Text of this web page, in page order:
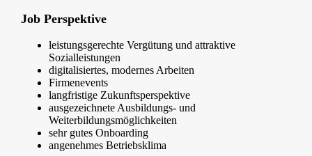
Job Perspektive
leistungsgerechte Vergütung und attraktive
Sozialleistungen
digitalisiertes, modernes Arbeiten
Firmenevents
langfristige Zukunftsperspektive
ausgezeichnete Ausbildungs- und
Weiterbildungsmöglichkeiten
sehr gutes Onboarding
angenehmes Betriebsklima